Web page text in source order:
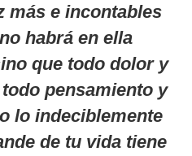
más e incontables
habrá en ella
que todo dolor y
pensamiento y
lo indeciblemente
de tu vida tiene